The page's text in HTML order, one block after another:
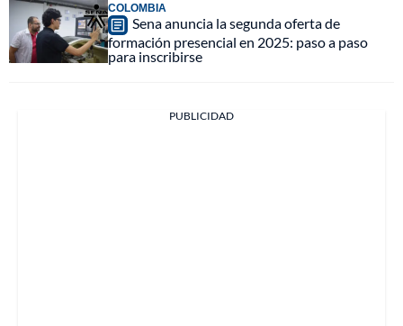
COLOMBIA
Sena anuncia la segunda oferta de
formación presencial en 2025: paso a paso
para inscribirse
PUBLICIDAD